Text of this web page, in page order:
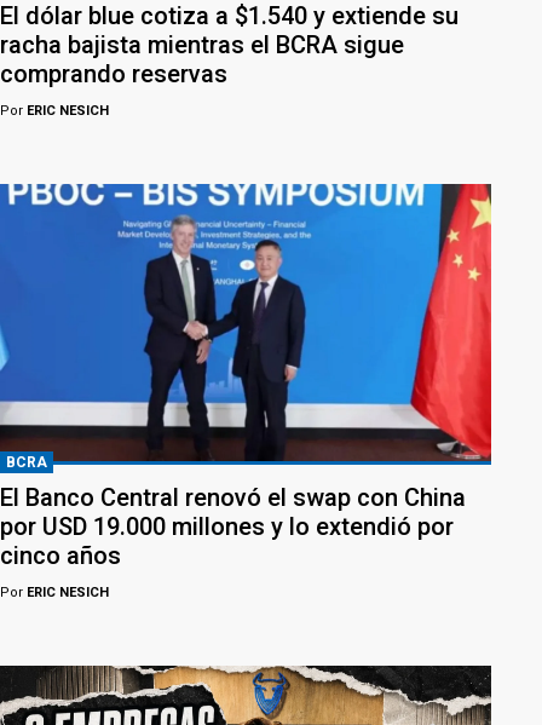
El dólar blue cotiza a $1.540 y extiende su
racha bajista mientras el BCRA sigue
comprando reservas
Por ERIC NESICH
BCRA
El Banco Central renovó el swap con China
por USD 19.000 millones y lo extendió por
cinco años
Por ERIC NESICH